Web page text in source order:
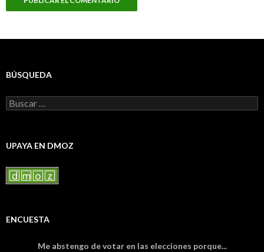
BÚSQUEDA
Buscar:
UPAYA EN DMOZ
ENCUESTA
Me abstengo de votar en las elecciones porque...